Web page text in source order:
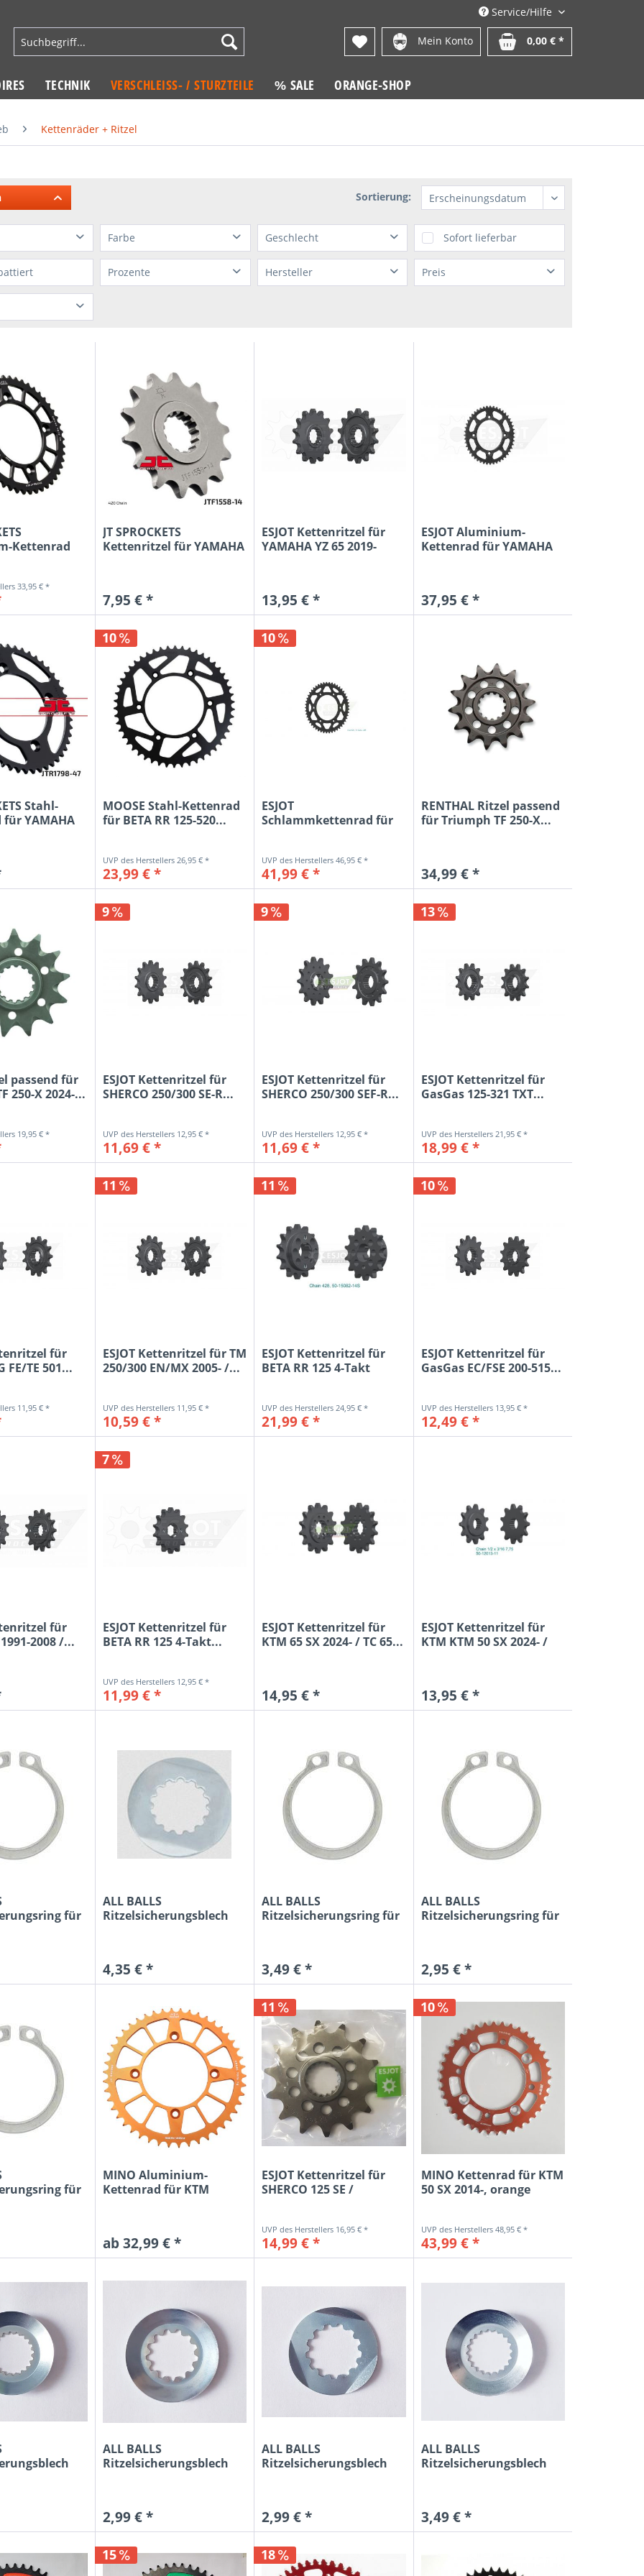
Service/Hilfe
Mein Konto 0,00 € *
TECHNIK VERSCHLEISS- / STURZTEILE % SALE ORANGE-SHOP
Kettenräder + Ritzel
Sortierung:
Farbe
blau
gold
orange
rot
schwarz
silber
Geschlecht
ohne
Sofort lieferbar
Prozente Hersteller
MOOSE
MT
RENTHAL
Preis
Kettenrad
33,95 € *
JT SPROCKETS
Kettenritzel für YAMAHA
7,95 € *
ESJOT Kettenritzel für
YAMAHA YZ 65 2019-
13,95 € *
ESJOT Aluminium-
Kettenrad für YAMAHA
37,95 € *
Stahl-
YAMAHA
10
MOOSE Stahl-Kettenrad
für BETA RR 125-520...
26,95 € *
23,99 € *
10
ESJOT
Schlammkettenrad für
46,95 € *
41,99 € *
RENTHAL Ritzel passend
für Triumph TF 250-X...
34,99 € *
passend für
250-X 2024-...
19,95 € *
9
ESJOT Kettenritzel für
SHERCO 250/300 SE-R...
12,95 € *
11,69 € *
9
ESJOT Kettenritzel für
SHERCO 250/300 SEF-R...
12,95 € *
11,69 € *
13
ESJOT Kettenritzel für
GasGas 125-321 TXT...
21,95 € *
18,99 € *
für
FE/TE 501...
11,95 € *
11
ESJOT Kettenritzel für TM
250/300 EN/MX 2005- /...
11,95 € *
10,59 € *
11
ESJOT Kettenritzel für
BETA RR 125 4-Takt
24,95 € *
21,99 € *
10
ESJOT Kettenritzel für
GasGas EC/FSE 200-515...
13,95 € *
12,49 € *
für
2008 /...
7
ESJOT Kettenritzel für
BETA RR 125 4-Takt...
12,95 € *
11,99 € *
ESJOT Kettenritzel für
KTM 65 SX 2024- / TC 65...
14,95 € *
ESJOT Kettenritzel für
KTM KTM 50 SX 2024- /
13,95 € *
für
ALL BALLS
Ritzelsicherungsblech
4,35 € *
ALL BALLS
Ritzelsicherungsring für
3,49 € *
ALL BALLS
Ritzelsicherungsring für
2,95 € *
für
MINO Aluminium-
Kettenrad für KTM
ab 32,99 € *
11
ESJOT Kettenritzel für
SHERCO 125 SE /
16,95 € *
14,99 € *
10
MINO Kettenrad für KTM
50 SX 2014-, orange
48,95 € *
43,99 € *
ALL BALLS
Ritzelsicherungsblech
2,99 € *
ALL BALLS
Ritzelsicherungsblech
2,99 € *
ALL BALLS
Ritzelsicherungsblech
3,49 € *
15 18